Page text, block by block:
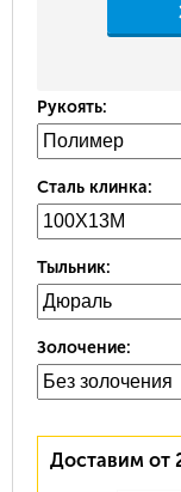
Рукоять:
Сталь клинка:
Тыльник:
Золочение:
Доставим от